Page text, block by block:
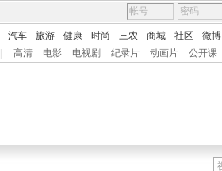
汽车 旅游 健康 时尚 三农 商城 社区 微博
高清 电影 电视剧 纪录片 动画片 公开课